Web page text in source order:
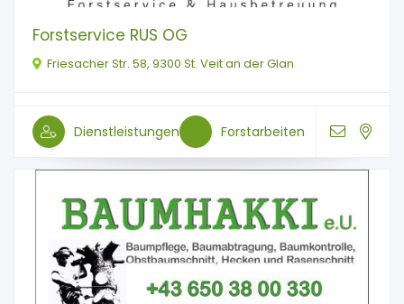
Forstservice RUS OG
Friesacher Str. 58, 9300 St. Veit an der Glan
Dienstleistungen Forstarbeiten